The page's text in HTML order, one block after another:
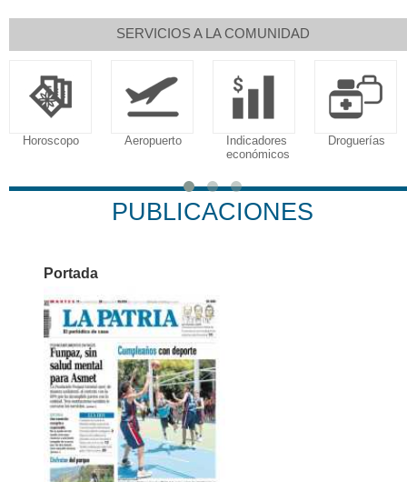
SERVICIOS A LA COMUNIDAD
Aeropuerto
Indicadores
Droguerías Notarías
PUBLICACIONES
Portada